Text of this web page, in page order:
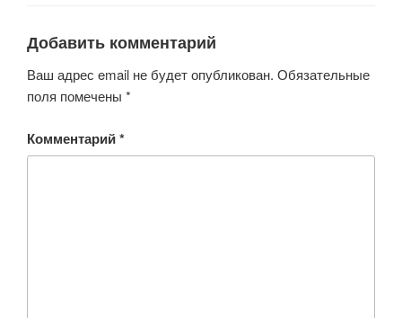
Добавить комментарий
Ваш адрес email не будет опубликован. Обязательные
поля помечены *
Комментарий*